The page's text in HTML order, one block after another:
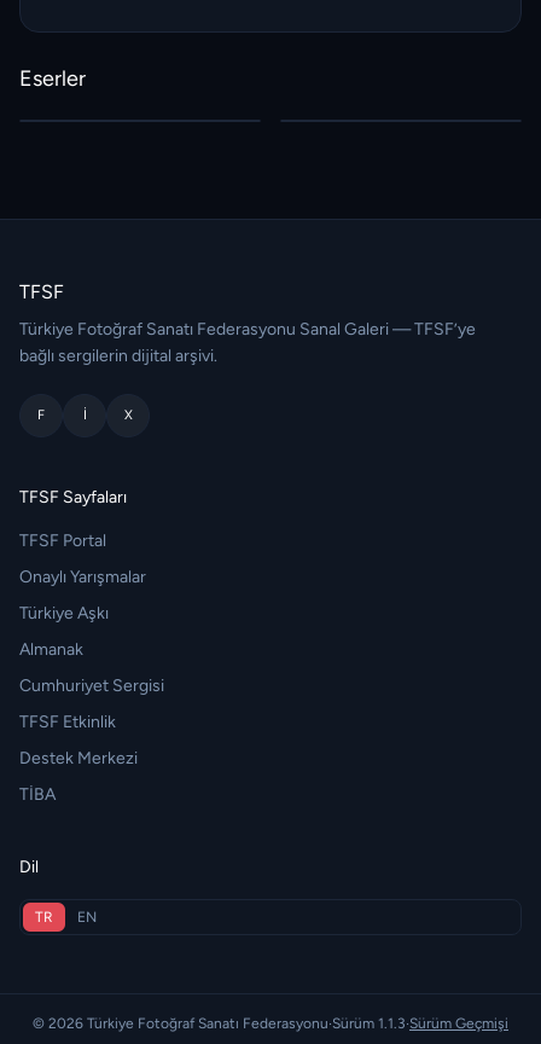
Eserler
TFSF
Türkiye Fotoğraf Sanatı Federasyonu Sanal Galeri — TFSF’ye
bağlı sergilerin dijital arşivi.
F I X
TFSF Sayfaları
TFSF Portal
Onaylı Yarışmalar
Türkiye Aşkı
Almanak
Cumhuriyet Sergisi
TFSF Etkinlik
Destek Merkezi
TİBA
Dil
TR EN
© 2026 Türkiye Fotoğraf Sanatı Federasyonu·Sürüm 1.1.3·Sürüm Geçmişi